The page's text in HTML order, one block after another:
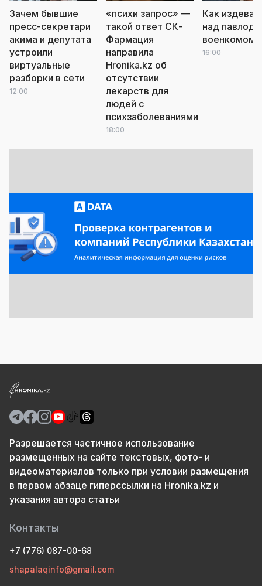
Зачем бывшие
пресс-секретари
акима и депутата
устроили
виртуальные
разборки в сети
12:00
«психи запрос» —
такой ответ СК-
Фармация
направила
Hronika.kz об
отсутствии
лекарств для
людей с
психзаболеваниями
18:00
Как
над
военкомом
16:00
Разрешается частичное использование
размещенных на сайте текстовых, фото- и
видеоматериалов только при условии размещения
в первом абзаце гиперссылки на Hronika.kz и
указания автора статьи
Контакты
+7 (776) 087-00-68
shapalaqinfo@gmail.com